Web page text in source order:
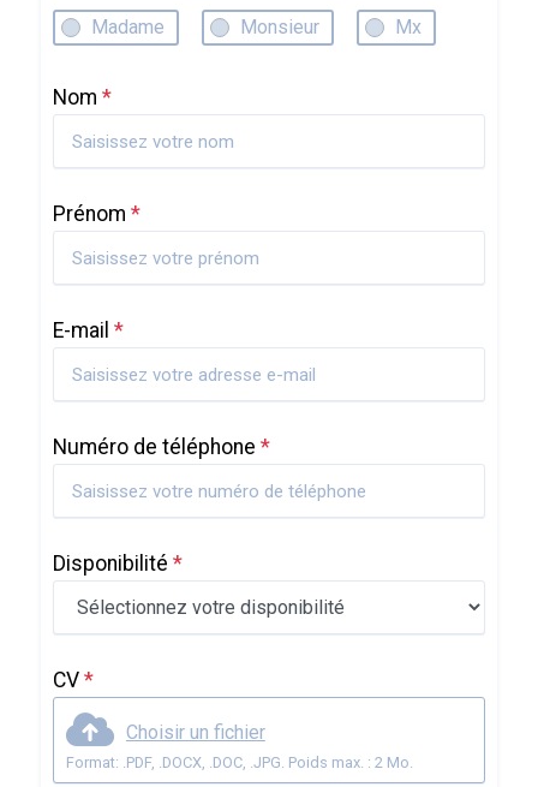
Madame Monsieur Mx
Nom *
Prénom *
E-mail *
Numéro de téléphone *
Disponibilité *
CV *
Choisir un fichier
Format: .PDF, .DOCX, .DOC, .JPG. Poids max. : 2 Mo.